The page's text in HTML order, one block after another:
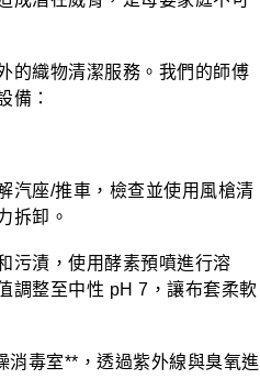
的織物清潔服務。我們的師傅
備：
汽座/推車，檢查並使用風槍清
拆卸。
污漬，使用酵素預噴進行溶
調整至中性 pH 7，讓布套柔軟
消毒室**，透過紫外線與臭氧進